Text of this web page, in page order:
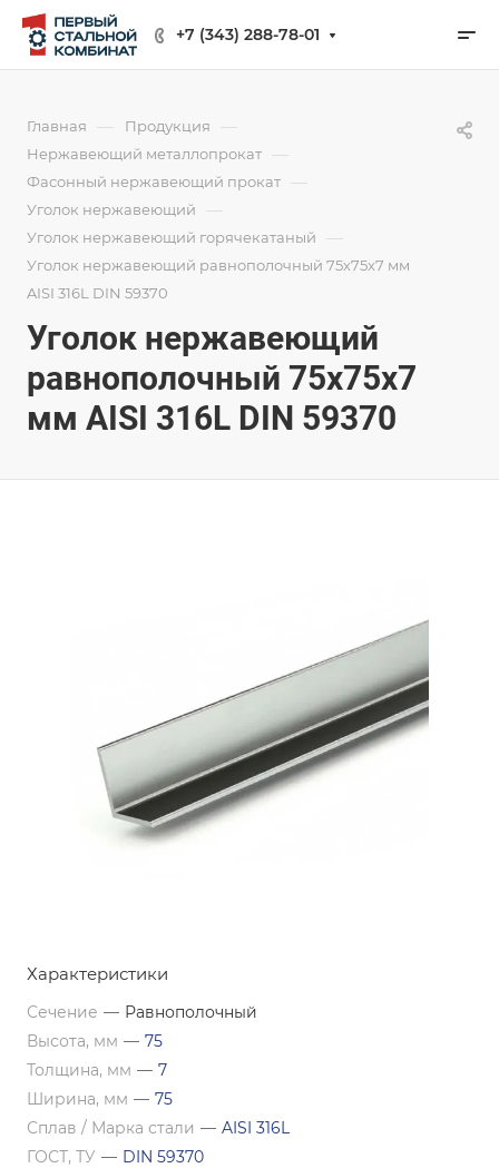
+7 (343) 288-78-01
Главная — Продукция —
Нержавеющий металлопрокат —
Фасонный нержавеющий прокат —
Уголок нержавеющий —
Уголок нержавеющий горячекатаный —
Уголок нержавеющий равнополочный 75х75х7 мм
AISI 316L DIN 59370
Уголок нержавеющий
равнополочный 75х75х7
мм AISI 316L DIN 59370
Характеристики
Сечение — Равнополочный
Высота, мм — 75
Толщина, мм — 7
Ширина, мм — 75
Сплав / Марка стали — AISI 316L
ГОСТ, ТУ — DIN 59370